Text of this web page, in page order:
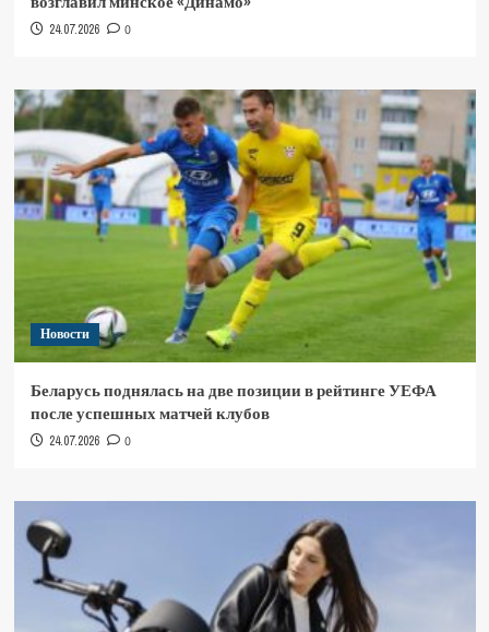
24.07.2026 0
Новости
Беларусь поднялась на две позиции в рейтинге УЕФА
после успешных матчей клубов
24.07.2026 0